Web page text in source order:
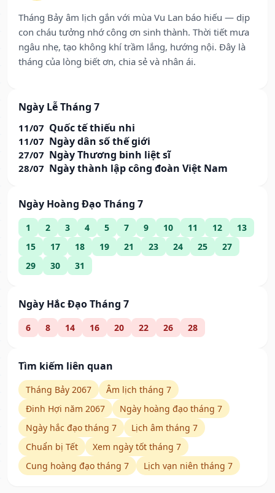
Tháng Bảy âm lịch gắn với mùa Vu Lan báo hiếu — dịp
con cháu tưởng nhớ công ơn sinh thành. Thời tiết mưa
ngâu nhẹ, tạo không khí trầm lắng, hướng nội. Đây là
tháng của lòng biết ơn, chia sẻ và nhân ái.
Ngày Lễ Tháng 7
11/07 Quốc tế thiếu nhi
11/07 Ngày dân số thế giới
27/07 Ngày Thương binh liệt sĩ
28/07 Ngày thành lập công đoàn Việt Nam
Ngày Hoàng Đạo Tháng 7
1 2 3 4 5 7 9 10 11 12
13
15
17 18 19 21 23 24 25
27
29
30 31
Ngày Hắc Đạo Tháng 7
6 8 14 16 20 22 26 28
Tìm kiếm liên quan
Tháng Bảy 2067
Âm lịch tháng 7
Đinh Hợi năm 2067
Ngày hoàng đạo tháng 7
Ngày hắc đạo tháng 7
Lịch âm tháng 7
Chuẩn bị Tết
Xem ngày tốt tháng 7
Cung hoàng đạo tháng 7
Lịch vạn niên tháng 7